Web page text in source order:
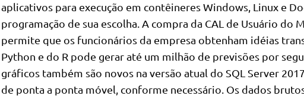
aplicativos para execução em contêineres Windows, Linux e
programação de sua escolha. A compra da CAL de Usuário do
permite que os funcionários da empresa obtenham idéias
Python e do R pode gerar até um milhão de previsões por
gráficos também são novos na versão atual do SQL Server
de ponta a ponta móvel, conforme necessário. Os dados